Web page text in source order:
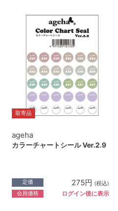
取寄品
ageha
カラーチャートシール Ver.2.9
定価 275円 (税込)
会員価格 ログイン後に表示